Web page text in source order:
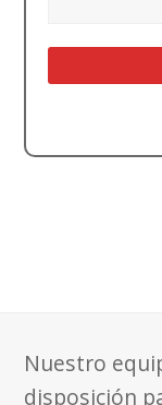
Nuestro
disposición